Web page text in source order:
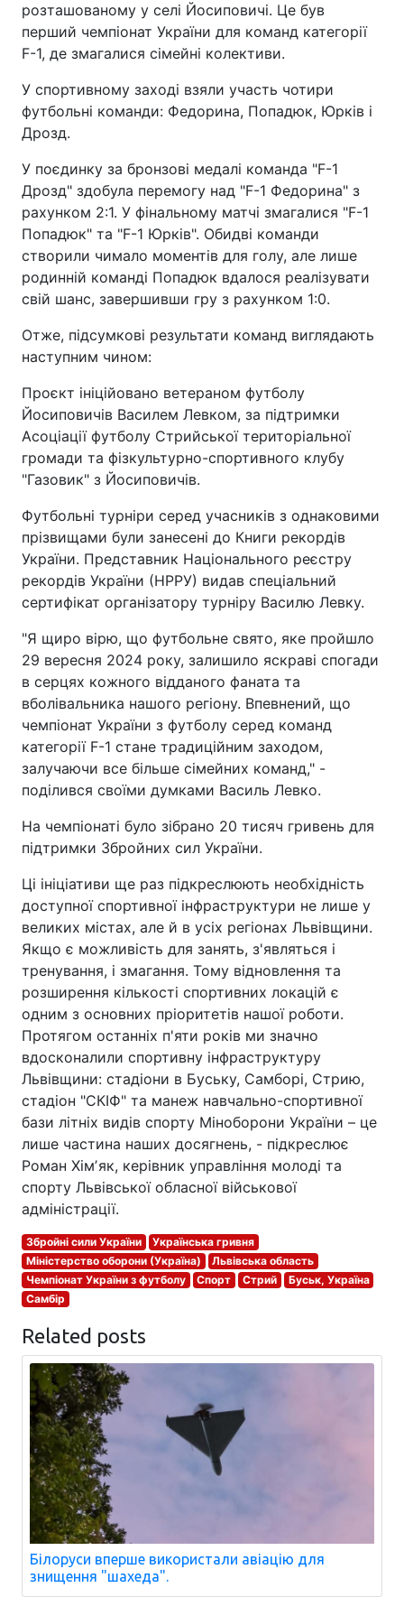
розташованому у селі Йосиповичі. Це був
перший чемпіонат України для команд категорії
F-1, де змагалися сімейні колективи.
У спортивному заході взяли участь чотири
футбольні команди: Федорина, Попадюк, Юрків і
Дрозд.
У поєдинку за бронзові медалі команда "F-1
Дрозд" здобула перемогу над "F-1 Федорина" з
рахунком 2:1. У фінальному матчі змагалися "F-1
Попадюк" та "F-1 Юрків". Обидві команди
створили чимало моментів для голу, але лише
родинній команді Попадюк вдалося реалізувати
свій шанс, завершивши гру з рахунком 1:0.
Отже, підсумкові результати команд виглядають
наступним чином:
Проєкт ініційовано ветераном футболу
Йосиповичів Василем Левком, за підтримки
Асоціації футболу Стрийської територіальної
громади та фізкультурно-спортивного клубу
"Газовик" з Йосиповичів.
Футбольні турніри серед учасників з однаковими
прізвищами були занесені до Книги рекордів
України. Представник Національного реєстру
рекордів України (НРРУ) видав спеціальний
сертифікат організатору турніру Василю Левку.
"Я щиро вірю, що футбольне свято, яке пройшло
29 вересня 2024 року, залишило яскраві спогади
в серцях кожного відданого фаната та
вболівальника нашого регіону. Впевнений, що
чемпіонат України з футболу серед команд
категорії F-1 стане традиційним заходом,
залучаючи все більше сімейних команд," -
поділився своїми думками Василь Левко.
На чемпіонаті було зібрано 20 тисяч гривень для
підтримки Збройних сил України.
Ці ініціативи ще раз підкреслюють необхідність
доступної спортивної інфраструктури не лише у
великих містах, але й в усіх регіонах Львівщини.
Якщо є можливість для занять, з'являться і
тренування, і змагання. Тому відновлення та
розширення кількості спортивних локацій є
одним з основних пріоритетів нашої роботи.
Протягом останніх п'яти років ми значно
вдосконалили спортивну інфраструктуру
Львівщини: стадіони в Буську, Самборі, Стрию,
стадіон "СКІФ" та манеж навчально-спортивної
бази літніх видів спорту Міноборони України – це
лише частина наших досягнень, - підкреслює
Роман Хімʼяк, керівник управління молоді та
спорту Львівської обласної військової
адміністрації.
Збройні сили України
Українська гривня
Міністерство оборони (Україна)
Львівська область
Чемпіонат України з футболу
Спорт Стрий
Буськ, Україна
Самбір
Related posts
Білоруси вперше використали авіацію для
знищення "шахеда".